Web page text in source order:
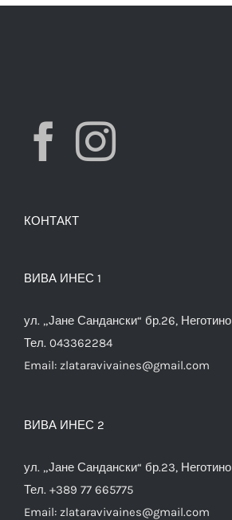
КОНТАКТ
ВИВА ИНЕС 1
ул. „Јане Сандански“ бр.26, Неготино
Тел. 043362284
Email: zlataravivaines@gmail.com
ВИВА ИНЕС 2
ул. „Јане Сандански“ бр.23, Неготино
Тел. +389 77 665775
Email: zlataravivaines@gmail.com